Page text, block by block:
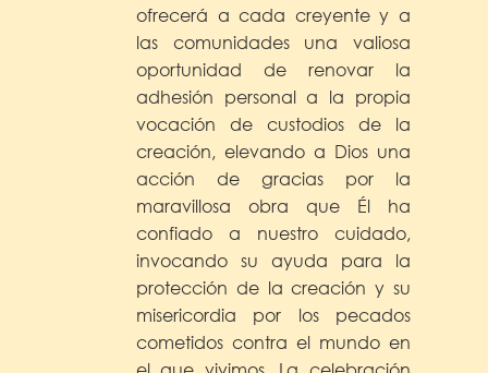
ofrecerá a cada creyente y a
las comunidades una valiosa
oportunidad de renovar la
adhesión personal a la propia
vocación de custodios de la
creación, elevando a Dios una
acción de gracias por la
maravillosa obra que Él ha
confiado a nuestro cuidado,
invocando su ayuda para la
protección de la creación y su
misericordia por los pecados
cometidos contra el mundo en